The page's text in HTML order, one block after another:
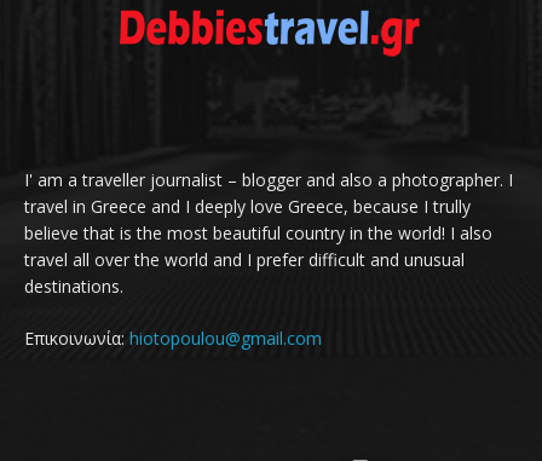
I' am a traveller journalist – blogger and also a photographer. I
travel in Greece and I deeply love Greece, because I trully
believe that is the most beautiful country in the world! I also
travel all over the world and I prefer difficult and unusual
destinations.
Επικοινωνία: hiotopoulou@gmail.com